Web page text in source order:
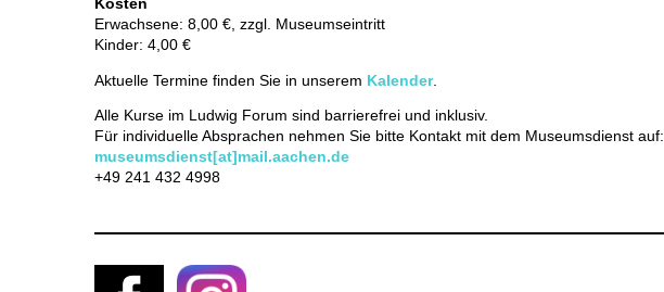
Kosten
Erwachsene: 8,00 €, zzgl. Museumseintritt
Kinder: 4,00 €
Aktuelle Termine finden Sie in unserem Kalender.
Alle Kurse im Ludwig Forum sind barrierefrei und inklusiv.
Für individuelle Absprachen nehmen Sie bitte Kontakt mit dem Museumsdienst auf:
museumsdienst[at]mail.aachen.de
+49 241 432 4998